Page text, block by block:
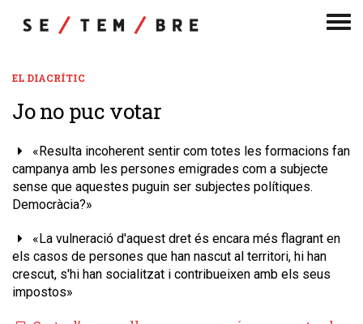
EL DIACRÍTIC
​Jo no puc votar
«Resulta incoherent sentir com totes les formacions fan
campanya amb les persones emigrades com a subjecte
sense que aquestes puguin ser subjectes polítiques.
Democràcia?»
«La vulneració d'aquest dret és encara més flagrant en
els casos de persones que han nascut al territori, hi han
crescut, s'hi han socialitzat i contribueixen amb els seus
impostos»